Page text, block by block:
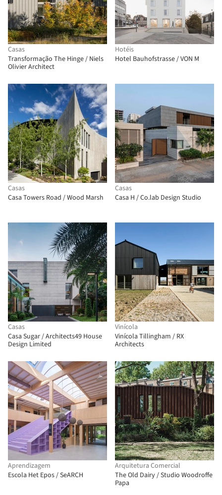
Casas
Transformação The Hinge / Niels
Olivier Architect
Hotéis
Hotel Bauhofstrasse / VON M
Casas
Casa Towers Road / Wood Marsh
Casas
Casa H / Co.lab Design Studio
Casas
Casa Sugar / Architects49 House
Design Limited
Vinícola
Vinícola Tillingham / RX
Architects
Aprendizagem
Escola Het Epos / SeARCH
Arquitetura Comercial
The Old Dairy / Studio Woodroffe
Papa